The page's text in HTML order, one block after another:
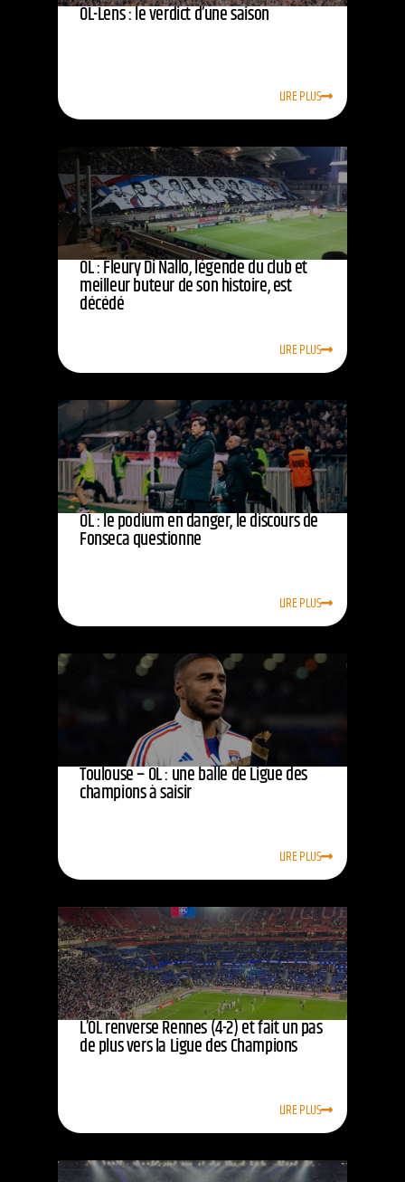
OL-Lens : le verdict d’une saison
LIRE PLUS
OL : Fleury Di Nallo, légende du club et
meilleur buteur de son histoire, est
décédé
LIRE PLUS
OL : le podium en danger, le discours de
Fonseca questionne
LIRE PLUS
Toulouse – OL : une balle de Ligue des
champions à saisir
LIRE PLUS
L’OL renverse Rennes (4-2) et fait un pas
de plus vers la Ligue des Champions
LIRE PLUS